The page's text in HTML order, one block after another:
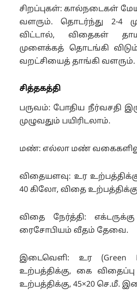
சிறப்புகள்: கால்நடைகள்
வளரும். தொடர்ந்து 2-4
விட்டால், விதைகள்
முளைக்கத் தொடங்கி
வறட்சியைத் தாங்கி வளரும்.
சித்தகத்தி
பருவம்: போதிய நீர்வசதி
முழுவதும் பயிரிடலாம்.
மண்: எல்லா மண்
விதையளவு: உர உற்பத்திக்கு
40 கிலோ, விதை
விதை நேர்த்தி:
ரைசோபியம் வீதம் தேவை.
இடைவெளி: உர (Green
உற்பத்திக்கு, கை
உற்பத்திக்கு, 45×20 செ.மீ.